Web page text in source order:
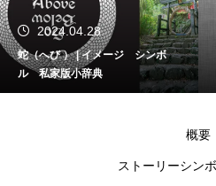
2024.04.28
蛇（へび ） | イメージ シンボ
ル 私家版小辞典
概要
ストーリーシン